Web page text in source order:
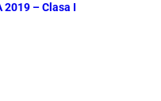
2019 – Clasa I